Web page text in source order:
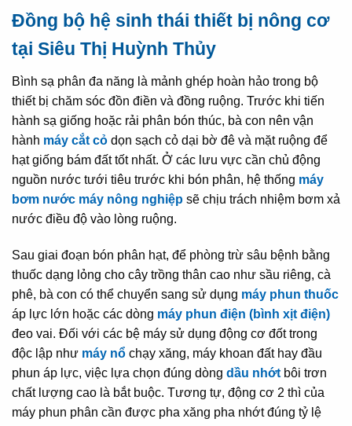
Đồng bộ hệ sinh thái thiết bị nông cơ
tại Siêu Thị Huỳnh Thủy
Bình sạ phân đa năng là mảnh ghép hoàn hảo trong bộ
thiết bị chăm sóc đồn điền và đồng ruộng. Trước khi tiến
hành sạ giống hoặc rải phân bón thúc, bà con nên vận
hành máy cắt cỏ dọn sạch cỏ dại bờ đê và mặt ruộng để
hạt giống bám đất tốt nhất. Ở các lưu vực cần chủ động
nguồn nước tưới tiêu trước khi bón phân, hệ thống máy
bơm nước máy nông nghiệp sẽ chịu trách nhiệm bơm xả
nước điều độ vào lòng ruộng.
Sau giai đoạn bón phân hạt, để phòng trừ sâu bệnh bằng
thuốc dạng lỏng cho cây trồng thân cao như sầu riêng, cà
phê, bà con có thể chuyển sang sử dụng máy phun thuốc
áp lực lớn hoặc các dòng máy phun điện (bình xịt điện)
đeo vai. Đối với các bệ máy sử dụng động cơ đốt trong
độc lập như máy nổ chạy xăng, máy khoan đất hay đầu
phun áp lực, việc lựa chọn đúng dòng dầu nhớt bôi trơn
chất lượng cao là bắt buộc. Tương tự, động cơ 2 thì của
máy phun phân cần được pha xăng pha nhớt đúng tỷ lệ